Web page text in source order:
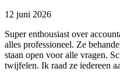
12 juni 2026
Super enthousiast over
alles professioneel. Ze
staan open voor alle vragen.
twijfelen. Ik raad ze iedereen